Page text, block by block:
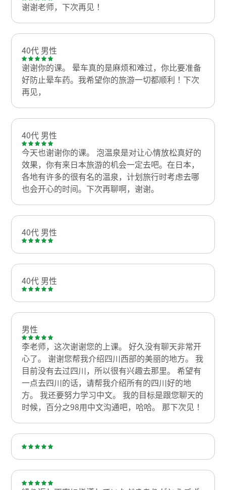
谢谢老师，下次再见！
40代 男性
谢谢你的课。 晕车真的是麻烦和难过，你比要准备
好防止晕车药。我希望你的旅游一切都顺利！下次
再见，
40代 男性
今天也谢谢你的课。 泡温泉是对让心情放松真好的
效果，你有来日本旅游的机会一定去吧。在日本，
各地有许多的很有名的温泉，计划旅行时考虑去哪
也会开心的时间。下次再聊啊，谢谢。
40代 男性
40代 男性
男性
李老师，这次谢谢您的上课。 好久没有聊天非常开
心了。 谢谢您帮我介绍四川西部的美丽的地方。 我
目前没有去过四川，所以很有兴趣去那里。 希望有
一点去四川的话，请帮我介绍所有的四川好的地
方。 我还要努力学习中文。 我的目标是跟您聊天的
时候，百分之98用中文沟通吧，哈哈。 那下次见！